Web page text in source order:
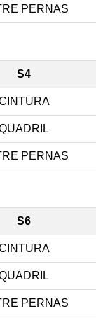
PERNAS
S4
PERNAS
S6
PERNAS